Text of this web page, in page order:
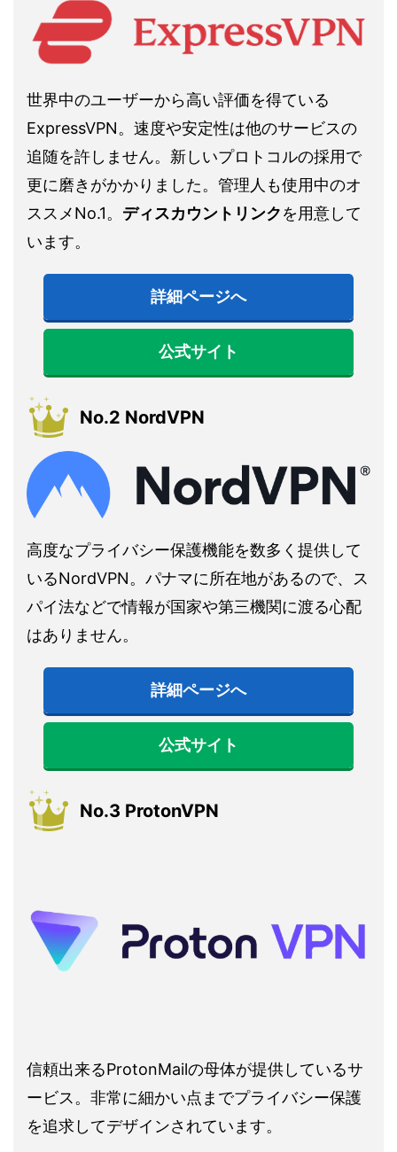
世界中のユーザーから高い評価を得ている
ExpressVPN。速度や安定性は他のサービスの
追随を許しません。新しいプロトコルの採用で
更に磨きがかかりました。管理人も使用中のオ
ススメNo.1。 ディスカウントリンクを用意して
います。
詳細ページへ
公式サイト
No.2 NordVPN
高度なプライバシー保護機能を数多く提供して
いるNordVPN。パナマに所在地があるので、ス
パイ法などで情報が国家や第三機関に渡る心配
はありません。
詳細ページへ
公式サイト
No.3 ProtonVPN
信頼出来るProtonMailの母体が提供しているサ
ービス。非常に細かい点までプライバシー保護
を追求してデザインされています。